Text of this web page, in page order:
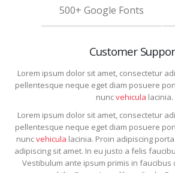
500+ Google Fonts
Customer
Lorem ipsum dolor sit amet, consectetur
pellentesque neque eget diam posuere
nuncvehicula lacinia.
Lorem ipsum dolor sit amet, consectetur
pellentesque neque eget diam posuere
nuncvehicula lacinia. Proin adipiscing
adipiscing sit amet. In eu justo a felis
Vestibulum ante ipsum primis in faucibus